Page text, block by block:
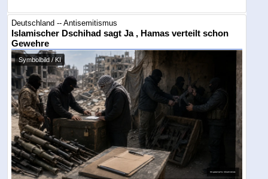
Deutschland -- Antisemitismus
Islamischer Dschihad sagt Ja , Hamas verteilt schon
Gewehre
Symbolbild / KI